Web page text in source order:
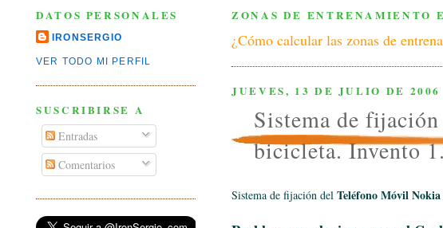
DATOS PERSONALES
IRONSERGIO
VER TODO MI PERFIL
SUSCRIBIRSE A
Entradas
Comentarios
ZONAS DE ENTRENAMIENTO
¿Cómo calcular las zonas de
JUEVES, 13 DE JULIO DE 2006
Sistema de
bicicleta. Invento
Sistema de fijación del Teléfono Móvil Nokia